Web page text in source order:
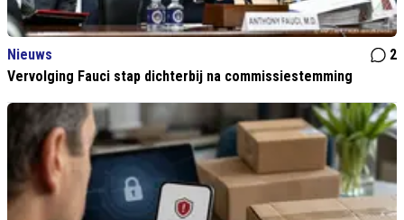
Nieuws
2
Vervolging Fauci stap dichterbij na commissiestemming